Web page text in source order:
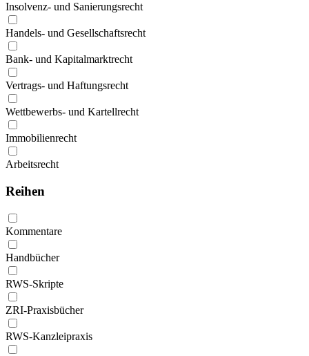
Insolvenz- und Sanierungsrecht
Handels- und Gesellschaftsrecht
Bank- und Kapitalmarktrecht
Vertrags- und Haftungsrecht
Wettbewerbs- und Kartellrecht
Immobilienrecht
Arbeitsrecht
Reihen
Kommentare
Handbücher
RWS-Skripte
ZRI-Praxisbücher
RWS-Kanzleipraxis